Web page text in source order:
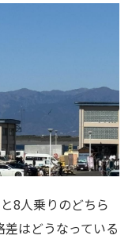
8人乗りのどちら
はどうなっている